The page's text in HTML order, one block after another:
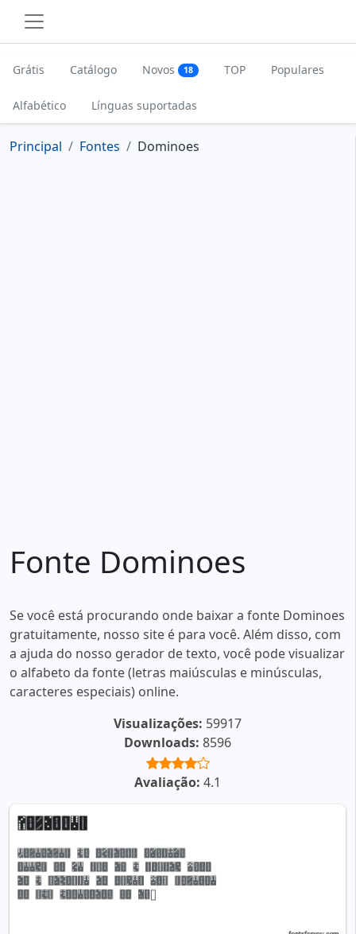
Grátis Catálogo Novos 18 TOP Populares
Alfabético Línguas suportadas
Principal Fontes Dominoes
Fonte Dominoes
Se você está procurando onde baixar a fonte Dominoes
gratuitamente, nosso site é para você. Além disso, com
a ajuda do nosso gerador de texto, você pode visualizar
o alfabeto da fonte (letras maiúsculas e minúsculas,
caracteres especiais) online.
Visualizações: 59917
Downloads: 8596
Avaliação: 4.1